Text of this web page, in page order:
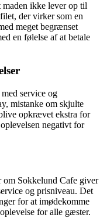
maden ikke lever op til
der virker som en
meget begrænset
en følelse af at betale
service og
mistanke om skjulte
opkrævet ekstra for
negativt for
om Sokkelund Cafe giver
og prisniveau. Det
for at imødekomme
for alle gæster.